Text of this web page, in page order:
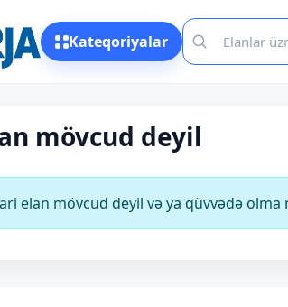
Kateqoriyalar
mövcud deyil
elan mövcud deyil və ya qüvvədə